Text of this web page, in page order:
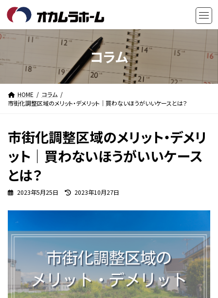
テ
ン
へ
キ
ゲ
ー
ョ
に
コラム
HOME
コラム
市街化調整区域のメリット・デメリット｜買わないほうがいいケースとは？
市街化調整区域のメリット・デメリ
ット｜買わないほうがいいケース
とは？
2023年5月25日
最
更
時
2023年10月27日